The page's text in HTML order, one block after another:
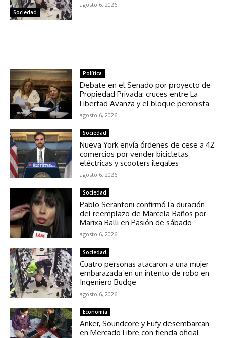
Sociedad
agosto 6, 2026
Política
Debate en el Senado por proyecto de
Propiedad Privada: cruces entre La
Libertad Avanza y el bloque peronista
agosto 6, 2026
Sociedad
Nueva York envía órdenes de cese a 42
comercios por vender bicicletas
eléctricas y scooters ilegales
agosto 6, 2026
Sociedad
Pablo Serantoni confirmó la duración
del reemplazo de Marcela Baños por
Marixa Balli en Pasión de sábado
agosto 6, 2026
Sociedad
Cuatro personas atacaron a una mujer
embarazada en un intento de robo en
Ingeniero Budge
agosto 6, 2026
Economía
Anker, Soundcore y Eufy desembarcan
en Mercado Libre con tienda oficial